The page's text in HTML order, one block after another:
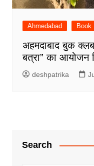
Ahmedabad Book
अहमदाबाद बुक
बत्रा” का आयोजन
deshpatrika
Search